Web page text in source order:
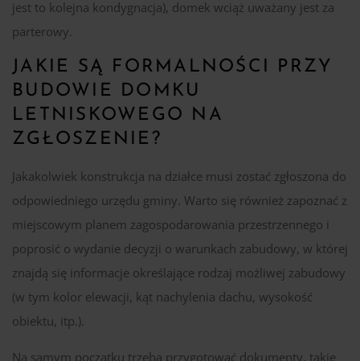
jest to kolejna kondygnacja), domek wciąż uważany jest za
parterowy.
JAKIE SĄ FORMALNOŚCI PRZY
BUDOWIE DOMKU
LETNISKOWEGO NA
ZGŁOSZENIE?
Jakakolwiek konstrukcja na działce musi zostać zgłoszona do
odpowiedniego urzędu gminy. Warto się również zapoznać z
miejscowym planem zagospodarowania przestrzennego i
poprosić o wydanie decyzji o warunkach zabudowy, w której
znajdą się informacje określające rodzaj możliwej zabudowy
(w tym kolor elewacji, kąt nachylenia dachu, wysokość
obiektu, itp.).
Na samym początku trzeba przygotować dokumenty, takie